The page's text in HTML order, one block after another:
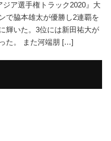
ア選手権トラック2020』大
で脇本雄太が優勝し2連覇を
輝いた。3位には新田祐大が
た。 また河端朋 […]